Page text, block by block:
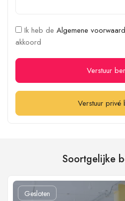
Ik heb de Algemene
akkoord
Verstuur
Verstuur privé
Soortgelijke
Gesloten